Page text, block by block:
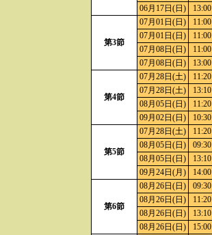
06月17日(日)
13:00
第3節
07月01日(日) 11:00
07月01日(日)
11:00
07月08日(日)
11:00
07月08日(日)
13:00
第4節
07月28日(土) 11:20
07月28日(土)
13:10
08月05日(日)
11:20
09月02日(日)
10:30
第5節
07月28日(土) 11:20
08月05日(日)
09:30
08月05日(日)
13:10
09月24日(月)
14:00
第6節
08月26日(日) 09:30
08月26日(日)
11:20
08月26日(日)
13:10
08月26日(日)
15:00